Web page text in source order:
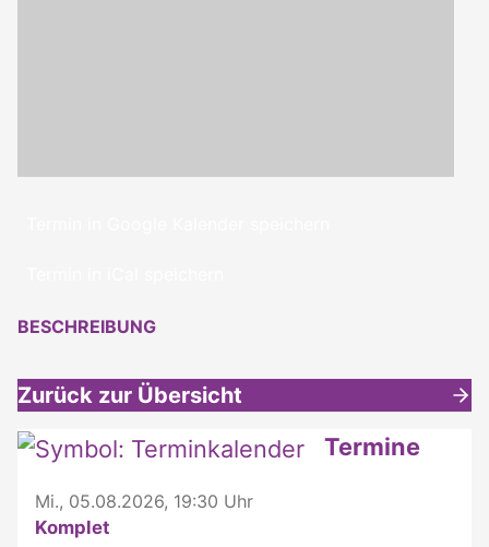
BESCHREIBUNG
Zurück zur Übersicht
Weitere interessante Inhalte Termine
Mi., 05.08.2026, 19:30 Uhr
Komplet